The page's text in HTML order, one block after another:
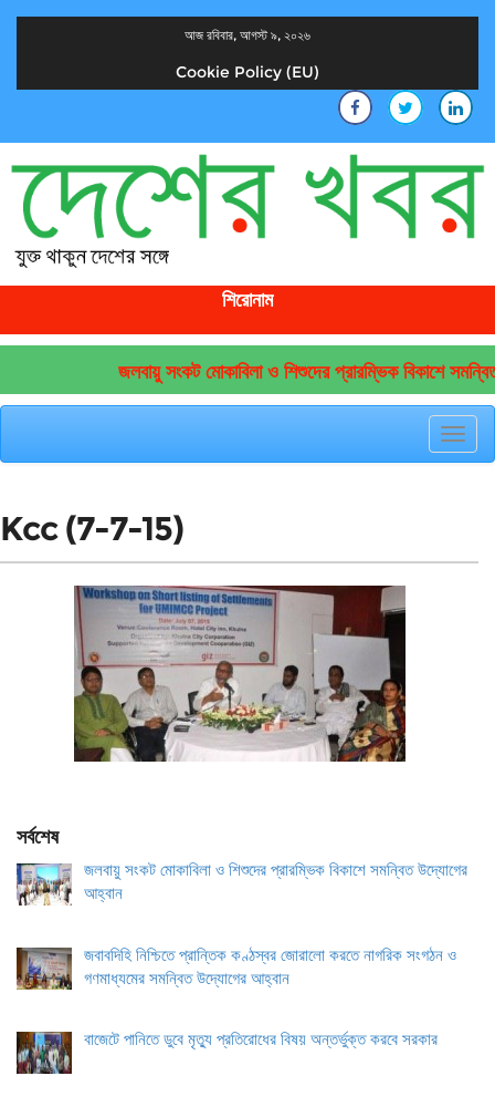
আজ রবিবার, আগস্ট ৯, ২০২৬
Cookie Policy (EU)
শিরোনাম
জলবায়ু সংকট মোকাবিলা ও শিশুদের প্রারম্ভিক বিকাশে
Kcc (7-7-15)
সর্বশেষ
জলবায়ু সংকট মোকাবিলা ও শিশুদের প্রারম্ভিক বিকাশে সমন্বিত উদ্যোগের
আহ্বান
জবাবদিহি নিশ্চিতে প্রান্তিক কণ্ঠস্বর জোরালো করতে নাগরিক সংগঠন ও
গণমাধ্যমের সমন্বিত উদ্যোগের আহ্বান
বাজেটে পানিতে ডুবে মৃত্যু প্রতিরোধের বিষয় অন্তর্ভুক্ত করবে সরকার